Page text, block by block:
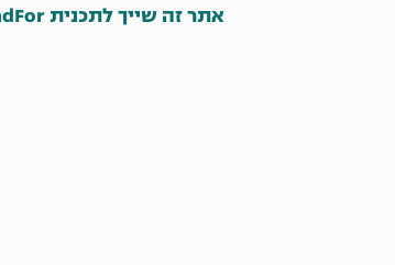
אתר זה שייך לתכנית StandFor מטעם מרכזי סיוע – השרון והשפלה ונותן מענה לארגונים היושבים באזורים אלו.